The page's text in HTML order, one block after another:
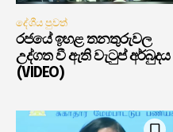
දේශීය පුවත්
රජයේ ඉහළ තනතුරුවල
උද්ගත වී ඇති වැටුප් අර්බුදය
(VIDEO)